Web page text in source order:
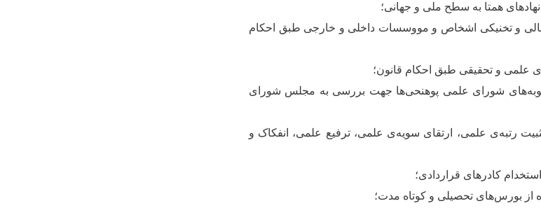
نهادهای همتا به سطح ملی و جهانی؛
و تخنیکی اشخاص و مووسسات داخلی و خارجی طبق احکام
علمی و تحقیقی طبق احکام قانون؛
های شورای علمی پوهنحیها جهت بررسی به مجلس شورای
رتبهی علمی، ارتقای سویهی علمی، ترفیع علمی، انفکاک و
کادرهای قراردادی؛
از بورسهای تحصیلی و کوتاه مدت؛